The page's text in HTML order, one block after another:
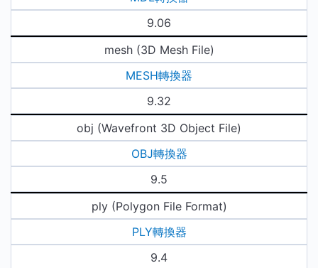
9.06
mesh (3D Mesh File)
MESH轉換器
9.32
obj (Wavefront 3D Object File)
OBJ轉換器
9.5
ply (Polygon File Format)
PLY轉換器
9.4